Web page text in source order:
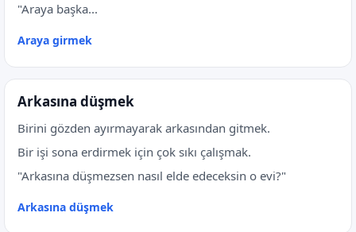
"Araya başka...
Araya girmek
Arkasına düşmek
Birini gözden ayırmayarak arkasından gitmek.
Bir işi sona erdirmek için çok sıkı çalışmak.
"Arkasına düşmezsen nasıl elde edeceksin o evi?"
Arkasına düşmek